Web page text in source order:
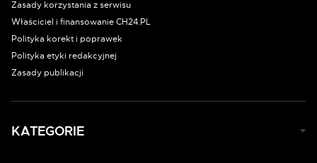
Zasady korzystania z serwisu
Właściciel i finansowanie CH24.PL
Polityka korekt i poprawek
Polityka etyki redakcyjnej
Zasady publikacji
KATEGORIE